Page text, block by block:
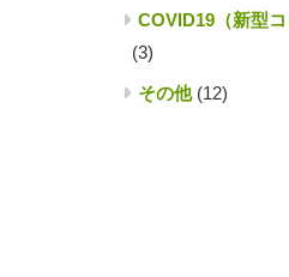
COVID19（新型コ
(3)
その他(12)